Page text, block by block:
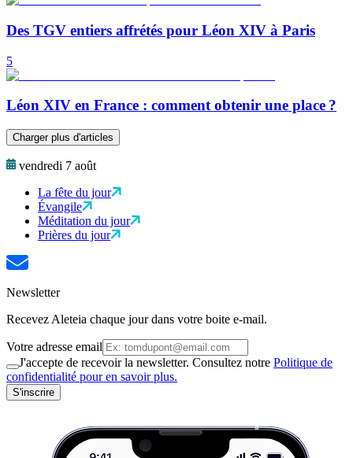
Des TGV entiers affrétés pour Léon XIV à Paris
5
Léon XIV en France : comment obtenir une place ?
Charger plus d'articles
vendredi 7 août
La fête du jour
Évangile
Méditation du jour
Prières du jour
Newsletter
Recevez Aleteia chaque jour dans votre boite e-mail.
Votre adresse email
J'accepte de recevoir la newsletter. Consultez notre Politique de
confidentialité pour en savoir plus.
S'inscrire